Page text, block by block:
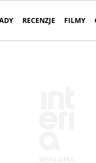
RECENZJE FILMY